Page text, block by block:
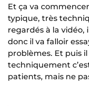
Et ça va
typique, très
regardés à la vidéo,
donc il va falloir
problèmes. Et puis
techniquement
patients, mais ne